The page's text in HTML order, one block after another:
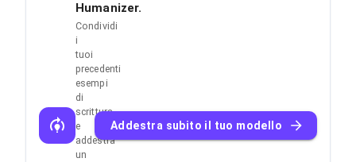
Humanizer.
Condividi
i
tuoi
precedenti
esempi
di
scrittura
e
addestra
un
Addestra subito il tuo modello